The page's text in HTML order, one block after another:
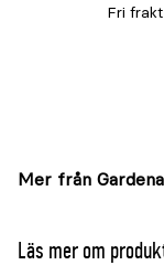
Fri
Mer från Gardena
Läs mer om